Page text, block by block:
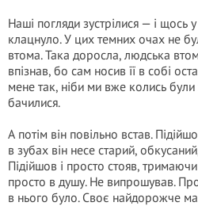
Наші погляди зустрілися — і щось
клацнуло. У цих темних очах не
втома. Така доросла, людська
впізнав, бо сам носив її в собі
мене так, ніби ми вже колись
бачилися.
А потім він повільно встав.
в зубах він несе старий,
Підійшов і просто стояв,
просто в душу. Не випрошував.
в нього було. Своє найдорожче